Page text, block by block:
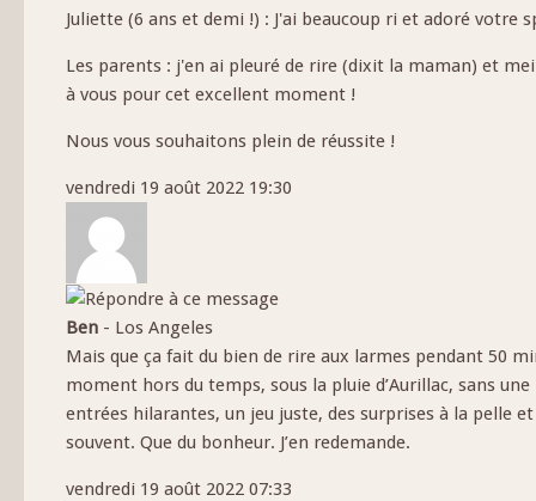
Juliette (6 ans et demi !) : J'ai beaucoup ri et adoré votre
Les parents : j'en ai pleuré de rire (dixit la maman) et
à vous pour cet excellent moment !
Nous vous souhaitons plein de réussite !
vendredi 19 août 2022 19:30
Ben - Los Angeles
Mais que ça fait du bien de rire aux larmes pendant 50
moment hors du temps, sous la pluie d’Aurillac, sans
entrées hilarantes, un jeu juste, des surprises à la pelle
souvent. Que du bonheur. J’en redemande.
vendredi 19 août 2022 07:33